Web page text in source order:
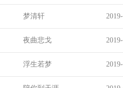
梦清轩
夜曲悲戈
浮生若梦